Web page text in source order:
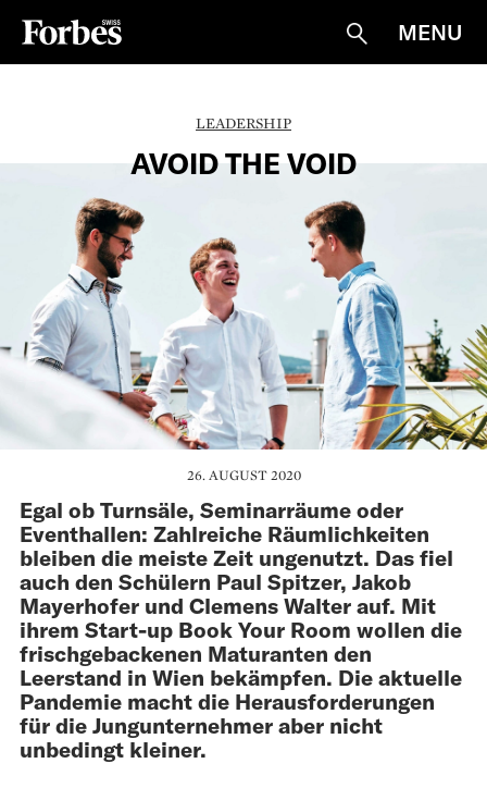
Suche
MENU
LEADERSHIP
AVOID THE VOID
26. AUGUST 2020
Egal ob Turnsäle, Seminarräume oder
Eventhallen: Zahlreiche Räumlichkeiten
bleiben die meiste Zeit ungenutzt. Das fiel
auch den Schülern Paul Spitzer, Jakob
Mayerhofer und Clemens Walter auf. Mit
ihrem Start-up Book Your Room wollen die
frischgebackenen Maturanten den
Leerstand in Wien bekämpfen. Die aktuelle
Pandemie macht die Herausforderungen
für die Jungunternehmer aber nicht
unbedingt kleiner.